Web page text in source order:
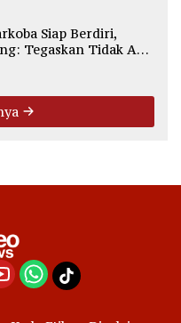
Siap Berdiri,
Tegaskan Tidak Ada